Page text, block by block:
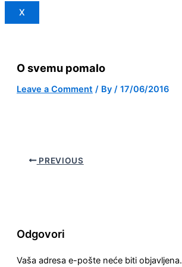
X
O svemu pomalo
Leave a Comment / By / 17/06/2016
PREVIOUS
Odgovori
Vaša adresa e-pošte neće biti objavljena.